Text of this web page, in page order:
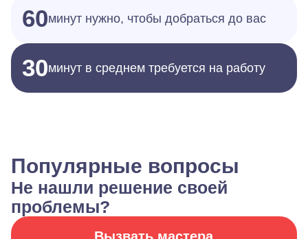
60минут нужно, чтобы добраться до вас
30минут в среднем требуется на работу
Популярные вопросы
Не нашли решение своей
проблемы?